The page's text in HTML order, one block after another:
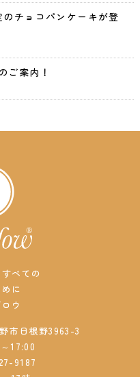
チョコパンケーキが登
ご案内！
べての
に
ウ
市日根野3963-3
17:00
9187